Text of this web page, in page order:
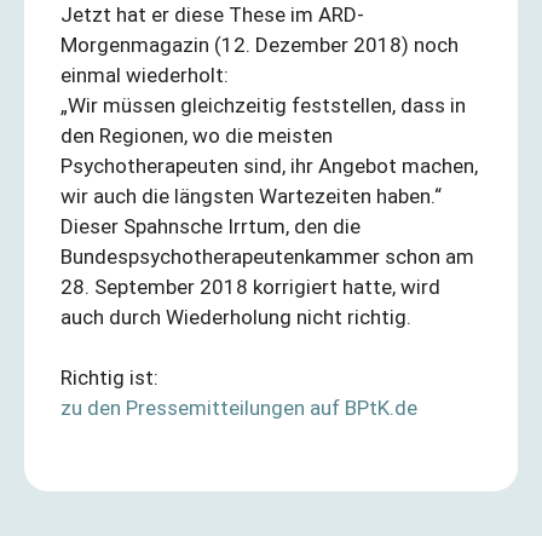
Jetzt hat er diese These im ARD-
Morgenmagazin (12. Dezember 2018) noch
einmal wiederholt:
„Wir müssen gleichzeitig feststellen, dass in
den Regionen, wo die meisten
Psychotherapeuten sind, ihr Angebot machen,
wir auch die längsten Wartezeiten haben.“
Dieser Spahnsche Irrtum, den die
Bundespsychotherapeutenkammer schon am
28. September 2018 korrigiert hatte, wird
auch durch Wiederholung nicht richtig.
Richtig ist:
zu den Pressemitteilungen auf BPtK.de